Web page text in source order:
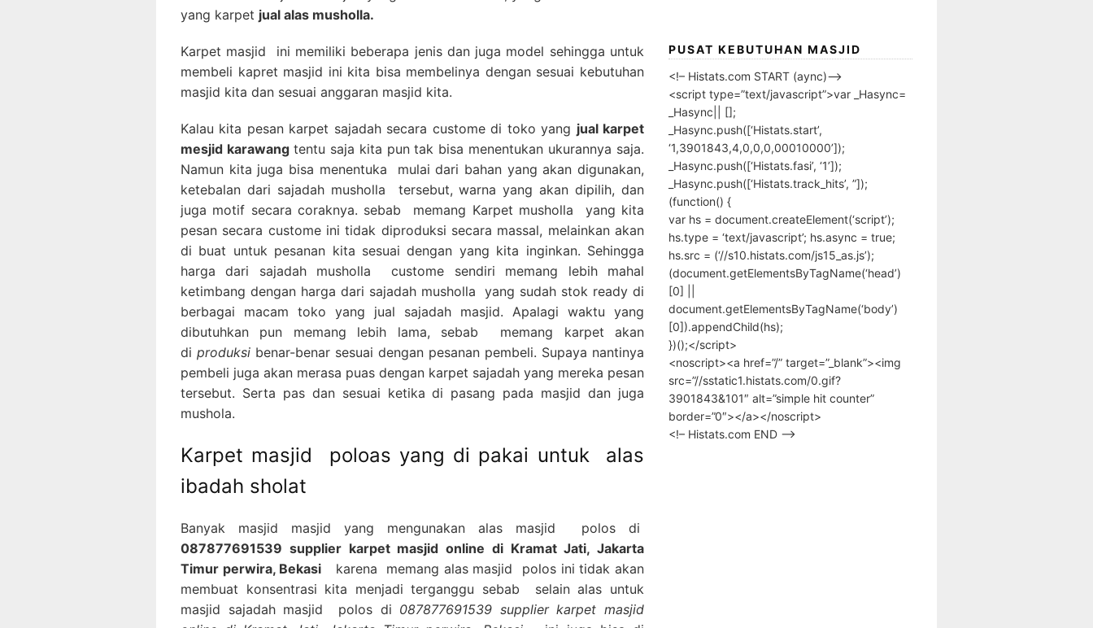
yang karpet jual alas musholla.
Karpet masjid ini memiliki beberapa jenis dan juga model sehingga untuk
membeli kapret masjid ini kita bisa membelinya dengan sesuai kebutuhan
masjid kita dan sesuai anggaran masjid kita.
Kalau kita pesan karpet sajadah secara custome di toko yang jual karpet
mesjid karawang tentu saja kita pun tak bisa menentukan ukurannya saja.
Namun kita juga bisa menentuka mulai dari bahan yang akan digunakan,
ketebalan dari sajadah musholla tersebut, warna yang akan dipilih, dan
juga motif secara coraknya. sebab memang Karpet musholla yang kita
pesan secara custome ini tidak diproduksi secara massal, melainkan akan
di buat untuk pesanan kita sesuai dengan yang kita inginkan. Sehingga
harga dari sajadah musholla custome sendiri memang lebih mahal
ketimbang dengan harga dari sajadah musholla yang sudah stok ready di
berbagai macam toko yang jual sajadah masjid. Apalagi waktu yang
dibutuhkan pun memang lebih lama, sebab memang karpet akan
di produksi benar-benar sesuai dengan pesanan pembeli. Supaya nantinya
pembeli juga akan merasa puas dengan karpet sajadah yang mereka pesan
tersebut. Serta pas dan sesuai ketika di pasang pada masjid dan juga
mushola.
Karpet masjid poloas yang di pakai untuk alas
ibadah sholat
Banyak masjid masjid yang mengunakan alas masjid polos di
087877691539 supplier karpet masjid online di Kramat Jati, Jakarta
Timur perwira, Bekasi karena memang alas masjid polos ini tidak akan
membuat konsentrasi kita menjadi terganggu sebab selain alas untuk
masjid sajadah masjid polos di 087877691539 supplier karpet masjid
PUSAT KEBUTUHAN MASJID
<!– Histats.com START (aync)–>
<script type=”text/javascript”>var _Hasync=
_Hasync|| [];
_Hasync.push([‘Histats.start’,
‘1,3901843,4,0,0,0,00010000’]);
_Hasync.push([‘Histats.fasi’, ‘1’]);
_Hasync.push([‘Histats.track_hits’, ”]);
(function() {
var hs = document.createElement(‘script’);
hs.type = ‘text/javascript’; hs.async = true;
hs.src = (‘//s10.histats.com/js15_as.js’);
(document.getElementsByTagName(‘head’)
[0] ||
document.getElementsByTagName(‘body’)
[0]).appendChild(hs);
})();</script>
<noscript><a href=”/” target=”_blank”><img
src=”//sstatic1.histats.com/0.gif?
3901843&101″ alt=”simple hit counter”
border=”0″></a></noscript>
<!– Histats.com END –>